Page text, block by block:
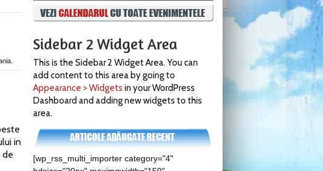
in
de
Sidebar 2 Widget Area
This is the Sidebar 2 Widget Area. You can
add content to this area by going to
Appearance > Widgets in your WordPress
Dashboard and adding new widgets to this
area.
[wp_rss_multi_importer category="4"